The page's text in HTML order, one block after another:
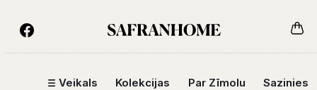
Veikals Kolekcijas Par Zīmolu Sazinies